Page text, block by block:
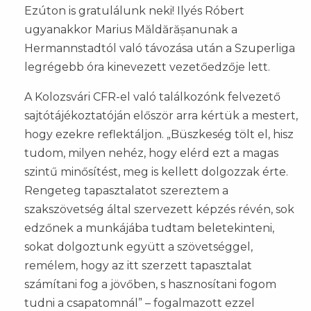
Ezúton is gratulálunk neki! Ilyés Róbert
ugyanakkor Marius Măldărășanunak a
Hermannstadtól való távozása után a Szuperliga
legrégebb óra kinevezett vezetőedzője lett.
A Kolozsvári CFR-el való találkozónk felvezető
sajtótájékoztatóján először arra kértük a mestert,
hogy ezekre reflektáljon. „Büszkeség tölt el, hisz
tudom, milyen nehéz, hogy elérd ezt a magas
szintű minősítést, meg is kellett dolgozzak érte.
Rengeteg tapasztalatot szereztem a
szakszövetség által szervezett képzés révén, sok
edzőnek a munkájába tudtam beletekinteni,
sokat dolgoztunk együtt a szövetséggel,
remélem, hogy az itt szerzett tapasztalat
számítani fog a jövőben, s hasznosítani fogom
tudni a csapatomnál” – fogalmazott ezzel